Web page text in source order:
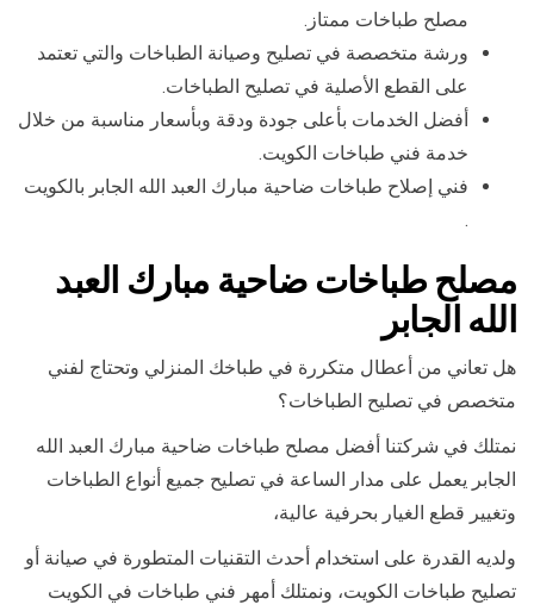
مصلح طباخات ممتاز.
ورشة متخصصة في تصليح وصيانة الطباخات والتي تعتمد
على القطع الأصلية في تصليح الطباخات.
أفضل الخدمات بأعلى جودة ودقة وبأسعار مناسبة من خلال
خدمة فني طباخات الكويت.
فني إصلاح طباخات ضاحية مبارك العبد الله الجابر بالكويت
.
مصلح طباخات ضاحية مبارك العبد
الله الجابر
هل تعاني من أعطال متكررة في طباخك المنزلي وتحتاج لفني
متخصص في تصليح الطباخات؟
نمتلك في شركتنا أفضل مصلح طباخات ضاحية مبارك العبد الله
الجابر يعمل على مدار الساعة في تصليح جميع أنواع الطباخات
وتغيير قطع الغيار بحرفية عالية،
ولديه القدرة على استخدام أحدث التقنيات المتطورة في صيانة أو
تصليح طباخات الكويت، ونمتلك أمهر فني طباخات في الكويت